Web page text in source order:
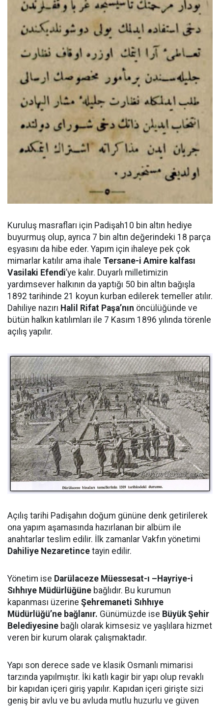
Kuruluş masrafları için Padişah10 bin altın hediye
buyurmuş olup, ayrıca 7 bin altın değerindeki 18 parça
eşyasını da hibe eder. Yapım için ihaleye pek çok
mimarlar katılır ama ihale Tersane-i Amire kalfası
Vasilaki Efendi’ye kalır. Duyarlı milletimizin
yardımsever halkının da yaptığı 50 bin altın bağışla
1892 tarihinde 21 koyun kurban edilerek temeller atılır.
Dahiliye nazırı Halil Rifat Paşa’nın öncülüğünde ve
bütün halkın katılımları ile 7 Kasım 1896 yılında törenle
açılış yapılır.
Açılış tarihi Padişahın doğum gününe denk getirilerek
ona yapım aşamasında hazırlanan bir albüm ile
anahtarlar teslim edilir. İlk zamanlar Vakfın yönetimi
Dahiliye Nezaretince tayin edilir.
Yönetim ise Darülaceze Müessesat-ı –Hayriye-i
Sıhhıye Müdürlüğüne bağlıdır. Bu kurumun
kapanması üzerine Şehremaneti Sıhhıye
Müdürlüğü’ne bağ lanır. Günümüzde ise Büyü k Şehir
Belediyesine bağlı olarak kimsesiz ve yaşlılara hizmet
veren bir kurum olarak çalışmaktadır.
Yapı son derece sade ve klasik Osmanlı mimarisi
tarzında yapılmıştır. İki katlı kagir bir yapı olup revaklı
bir kapıdan içeri giriş yapılır. Kapıdan içeri girişte sizi
geniş bir avlu ve bu avluda mutlu huzurlu ve güven